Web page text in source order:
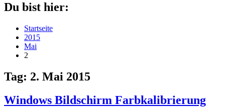
Du bist hier:
Startseite
2015
Mai
2
Tag: 2. Mai 2015
Windows Bildschirm Farbkalibrierung